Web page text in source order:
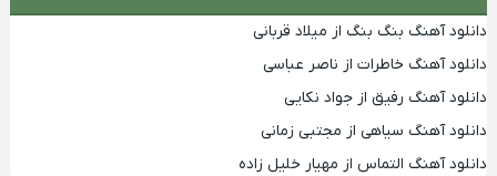
دانلود آهنگ بنگ بنگ از میلاد قربانی
دانلود آهنگ خاطرات از ناصر عباسی
دانلود آهنگ رفیق از جواد نکایی
دانلود آهنگ سیاهی از مجتبی زمانی
دانلود آهنگ التماس از مهیار خلیل زاده